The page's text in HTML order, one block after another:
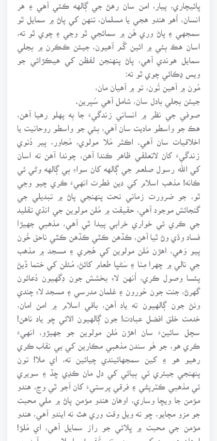
ڀائيچاري، پيار، امن سان رهڻ جي ڳالهه ڪئي آهي ۽ هر
انسان، اُهو هندو هجي يا مسلمان، تنهن کي پاڻ ۾ سمايل ٿو
سمجهي ۽ پاڻ وري هُن ۾ سمائجي ٿو وڃي ۽ چوي ٿو ته،
اسان هڪ ٻئي ۾ ائين گُم آهيون، جيئن ڪڪرن ۾ بجلي
سمايل هوندي آهي، پاڻ پنهنجن لفظن کي هيڪڙائي جو
ويس ڍڪائي چوي ٿو ته:
مُون ۾ آهين تُون، تو ۾ آهيان مان،
جيئن بجلي بادل سان، شامل آهي سُپرين.
صوفي جي نظر ۾ انساني زندگيءَ جا ٻه پهلو رهيا آهن،
هڪ جو واسطو ماديت سان آهي، ٻئي جو واسطو روحانيت يا
اخلاقيات سان آهي. اڪثر مُلا مولوي، مُجاور، پير دُنوي
زندگيءَ کان لاتعلقي ظاهر ڪندا آهن، چوندا آهن ته اسان
کي الله رسول صلعم جي ڳالهه کان سواءِ ٻي ڳالهه وڻي ئي
ڪانه! مذهب اسلام کي دين فطرت انهيءَ ڪري چيو وڃي
ٿو، جو ضرورت زماني تحت پنهنجي پاڻ ۾ تبديلي جي
گنجائش موجود آهي، حقيقت ۾ مُلن مولوين جي انڌي تقليد
جي ڪري ئي خواري خرابي پيدا ٿي آهي، مذهبي جهيڙا
فساد وڌي وڻ ٿيا آهن، ڪڏهن ڪٿي ڪڏهن ڪٿي ناحق خُون
پيو وَهي، اهڙن مُلن مولوين کي هُجري ۽ مسجد ۾ مذهب
جي نالي ۾ چهرا مِٺا ۽ سَڻڀا طعام کائڻ، مُئلن کي ختما ڏيڻ
پئسا وصول ڪري، اُنهن لاءِ بخشش جون ڊگهيون دُعائون
گهرڻ، جنت جون حُورون ۽ غلمان مدرسي ۽ مسجد لاءِ چندي
وٺڻ جون ڳالهيون ته ياد آهن، باقي اسلام ۾ امن امان،
خدمت خلق افضل عبادت! جون ڳالهيون الائي ڇو ياد ناهن!
سچل سائينءَ سان اهڙن مُلن مولوين جو جهيڙو، انهيءَ
ڪري هو، جو هُو سندن مذهبي مڪارين کي بي نقاب ڪري
رهيو هو ۽ کين سمجهائيندي چيائين ته، اي ملا! تون
پنهنجي جيئري ئي ٻيائي کي دل مان ڪڍي ڇڏ ۽ سويري
ئي مذهبي ڪٽرپڻي ۽ فرقي پرستيءَ کان آجو ٿي وڃ، هندو
مؤمن جا ويڇا وساري، اوهان هندو مؤمن پاڻ ۾ ملي محبت
جو مزو مچايو، ڇو ته ويل وقت وري هٿ نه ايندو آهي، هندو
مؤمن جي محبت ۾ ڀلائي جو راز سمايل آهي، اي مُلؤ!
اوهان هن رمز کي سمجهو ته ڪُفر ئي اسلام جي آمد جو